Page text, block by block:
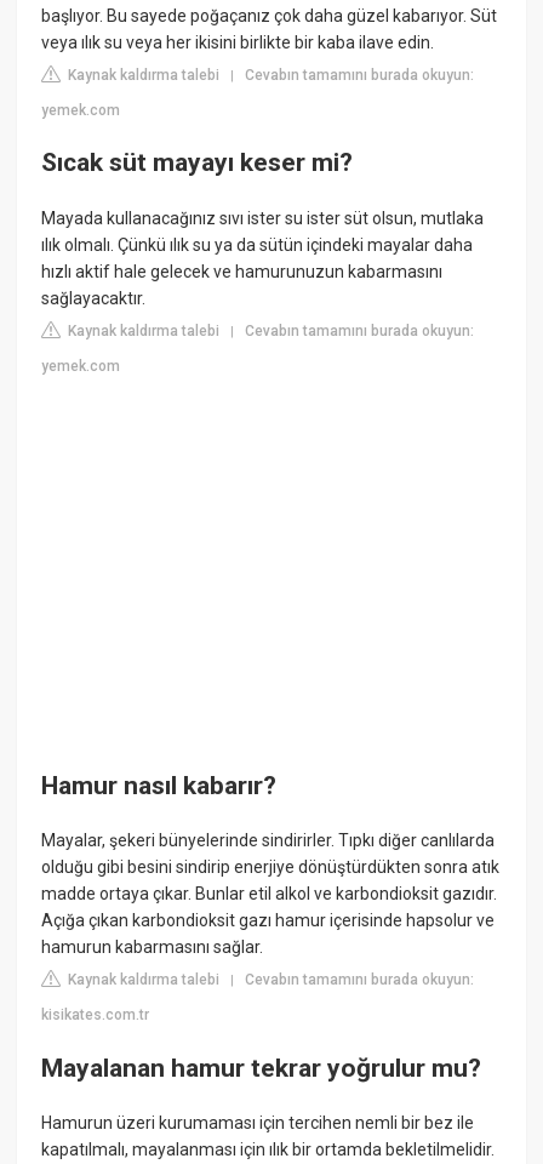
başlıyor. Bu sayede poğaçanız çok daha güzel kabarıyor. Süt
veya ılık su veya her ikisini birlikte bir kaba ilave edin.
Kaynak kaldırma talebi |Cevabın tamamını burada okuyun:
yemek.com
Sıcak süt mayayı keser mi?
Mayada kullanacağınız sıvı ister su ister süt olsun, mutlaka
ılık olmalı. Çünkü ılık su ya da sütün içindeki mayalar daha
hızlı aktif hale gelecek ve hamurunuzun kabarmasını
sağlayacaktır.
Kaynak kaldırma talebi |Cevabın tamamını burada okuyun:
yemek.com
Hamur nasıl kabarır?
Mayalar, şekeri bünyelerinde sindirirler. Tıpkı diğer canlılarda
olduğu gibi besini sindirip enerjiye dönüştürdükten sonra atık
madde ortaya çıkar. Bunlar etil alkol ve karbondioksit gazıdır.
Açığa çıkan karbondioksit gazı hamur içerisinde hapsolur ve
hamurun kabarmasını sağlar.
Kaynak kaldırma talebi |Cevabın tamamını burada okuyun:
kisikates.com.tr
Mayalanan hamur tekrar yoğrulur mu?
Hamurun üzeri kurumaması için tercihen nemli bir bez ile
kapatılmalı, mayalanması için ılık bir ortamda bekletilmelidir.